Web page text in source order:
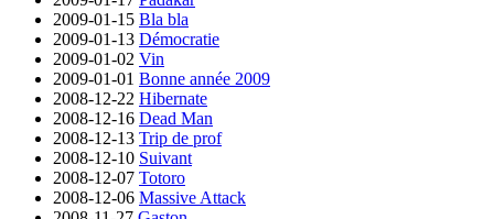
2009-01-15 Bla bla
2009-01-13 Démocratie
2009-01-02 Vin
2009-01-01 Bonne année 2009
2008-12-22 Hibernate
2008-12-16 Dead Man
2008-12-13 Trip de prof
2008-12-10 Suivant
2008-12-07 Totoro
2008-12-06 Massive Attack